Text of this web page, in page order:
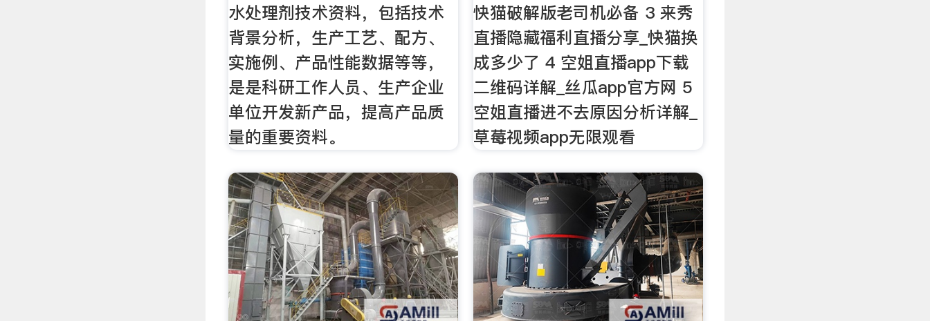
水处理剂技术资料，包括技术
背景分析，生产工艺、配方、
实施例、产品性能数据等等，
是是科研工作人员、生产企业
单位开发新产品，提高产品质
量的重要资料。
快猫破解版老司机必备 3 来秀
直播隐藏福利直播分享_快猫换
成多少了 4 空姐直播app下载
二维码详解_丝瓜app官方网 5
空姐直播进不去原因分析详解_
草莓视频app无限观看